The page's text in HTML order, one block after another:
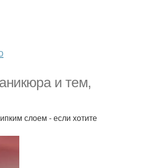
и тем,
слоем - если хотите